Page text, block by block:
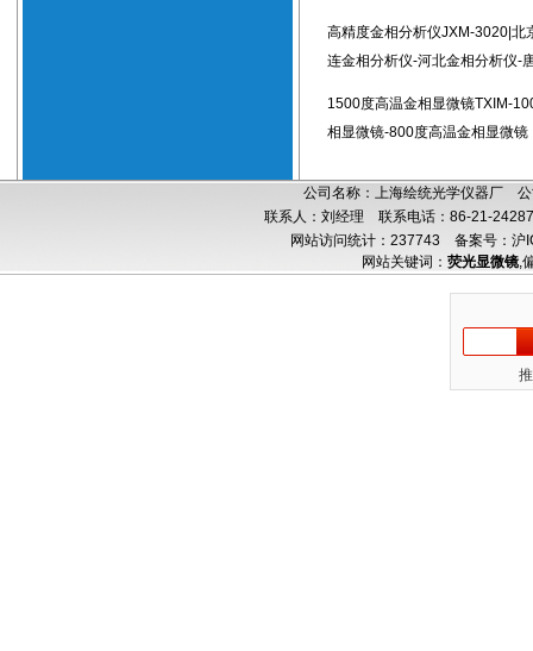
高精度金相分析仪JXM-3020|北
连金相分析仪-河北金相分析仪-
1500度高温金相显微镜TXIM-
相显微镜-800度高温金相显微镜
公司名称：上海绘统光学仪器厂
联系人：刘经理 联系电话：86-21-
网站访问统计：237743 备案号：沪
网站关键词： 荧光显微镜,